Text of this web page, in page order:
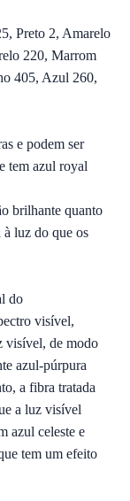
Preto 2, Amarelo
220, Marrom
405, Azul 260,
e podem ser
tem azul royal
brilhante quanto
à luz do que os
do
visível,
visível, de modo
azul-púrpura
a fibra tratada
a luz visível
azul celeste e
tem um efeito